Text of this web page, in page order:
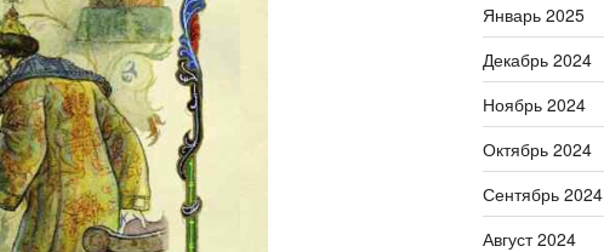
Январь 2025
Декабрь 2024
Ноябрь 2024
Октябрь 2024
Сентябрь 2024
Август 2024